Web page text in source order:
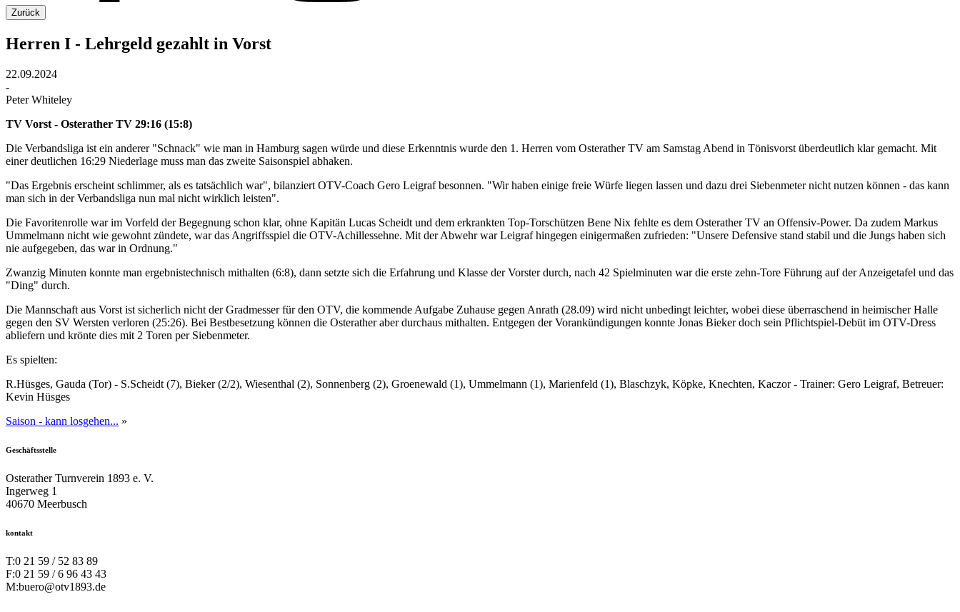
Zurück
Herren I - Lehrgeld gezahlt in Vorst
22.09.2024
-
Peter Whiteley
TV Vorst - Osterather TV 29:16 (15:8)
Die Verbandsliga ist ein anderer "Schnack" wie man in Hamburg sagen würde und diese Erkenntnis wurde den 1. Herren vom Osterather TV am Samstag Abend in Tönisvorst überdeutlich klar gemacht. Mit
einer deutlichen 16:29 Niederlage muss man das zweite Saisonspiel abhaken.
"Das Ergebnis erscheint schlimmer, als es tatsächlich war", bilanziert OTV-Coach Gero Leigraf besonnen. "Wir haben einige freie Würfe liegen lassen und dazu drei Siebenmeter nicht nutzen können - das kann
man sich in der Verbandsliga nun mal nicht wirklich leisten".
Die Favoritenrolle war im Vorfeld der Begegnung schon klar, ohne Kapitän Lucas Scheidt und dem erkrankten Top-Torschützen Bene Nix fehlte es dem Osterather TV an Offensiv-Power. Da zudem Markus
Ummelmann nicht wie gewohnt zündete, war das Angriffsspiel die OTV-Achillessehne. Mit der Abwehr war Leigraf hingegen einigermaßen zufrieden: "Unsere Defensive stand stabil und die Jungs haben sich
nie aufgegeben, das war in Ordnung."
Zwanzig Minuten konnte man ergebnistechnisch mithalten (6:8), dann setzte sich die Erfahrung und Klasse der Vorster durch, nach 42 Spielminuten war die erste zehn-Tore Führung auf der Anzeigetafel und das
"Ding" durch.
Die Mannschaft aus Vorst ist sicherlich nicht der Gradmesser für den OTV, die kommende Aufgabe Zuhause gegen Anrath (28.09) wird nicht unbedingt leichter, wobei diese überraschend in heimischer Halle
gegen den SV Wersten verloren (25:26). Bei Bestbesetzung können die Osterather aber durchaus mithalten. Entgegen der Vorankündigungen konnte Jonas Bieker doch sein Pflichtspiel-Debüt im OTV-Dress
abliefern und krönte dies mit 2 Toren per Siebenmeter.
Es spielten:
R.Hüsges, Gauda (Tor) - S.Scheidt (7), Bieker (2/2), Wiesenthal (2), Sonnenberg (2), Groenewald (1), Ummelmann (1), Marienfeld (1), Blaschzyk, Köpke, Knechten, Kaczor - Trainer: Gero Leigraf, Betreuer:
Kevin Hüsges
Saison - kann losgehen... »
Geschäftsstelle
Osterather Turnverein 1893 e. V.
Ingerweg 1
40670 Meerbusch
kontakt
T:0 21 59 / 52 83 89
F:0 21 59 / 6 96 43 43
M:buero@otv1893.de